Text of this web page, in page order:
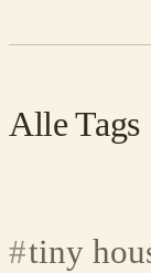
Alle Tags
tiny